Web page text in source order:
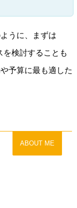
うに、まずは
を検討することも
予算に最も適した
ABOUT ME